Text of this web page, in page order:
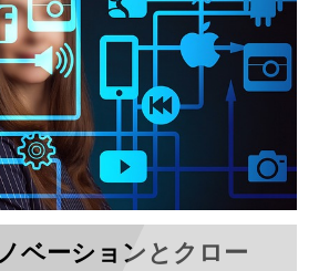
ベーションとクロー